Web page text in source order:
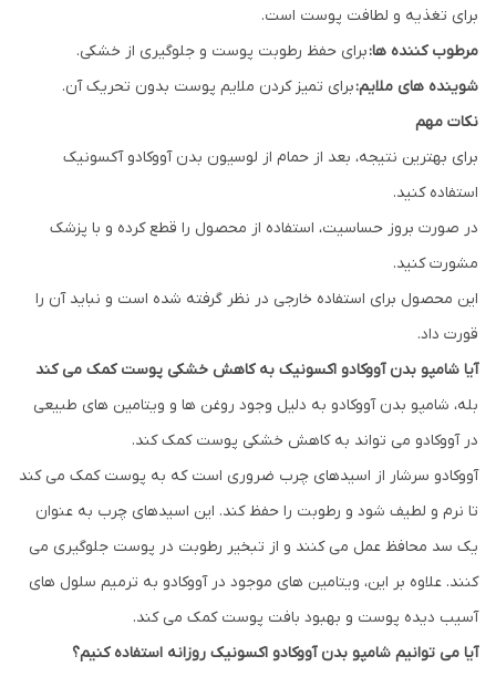
برای تغذیه و لطافت پوست است.
مرطوب کننده ها:برای حفظ رطوبت پوست و جلوگیری از خشکی.
شوینده های ملایم:برای تمیز کردن ملایم پوست بدون تحریک آن.
نکات مهم
برای بهترین نتیجه، بعد از حمام از لوسیون بدن آووکادو آکسونیک
استفاده کنید.
در صورت بروز حساسیت، استفاده از محصول را قطع کرده و با پزشک
مشورت کنید.
این محصول برای استفاده خارجی در نظر گرفته شده است و نباید آن را
قورت داد.
آیا شامپو بدن آووکادو اکسونیک به کاهش خشکی پوست کمک می کند
بله، شامپو بدن آووکادو به دلیل وجود روغن ها و ویتامین های طبیعی
در آووکادو می تواند به کاهش خشکی پوست کمک کند.
آووکادو سرشار از اسیدهای چرب ضروری است که به پوست کمک می کند
تا نرم و لطیف شود و رطوبت را حفظ کند. این اسیدهای چرب به عنوان
یک سد محافظ عمل می کنند و از تبخیر رطوبت در پوست جلوگیری می
کنند. علاوه بر این، ویتامین های موجود در آووکادو به ترمیم سلول های
آسیب دیده پوست و بهبود بافت پوست کمک می کند.
آیا می توانیم شامپو بدن آووکادو اکسونیک روزانه استفاده کنیم؟